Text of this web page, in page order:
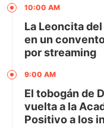
10:00 AM
La Leoncita
en un
por streaming
9:00 AM
El tobogán de
vuelta a la
Positivo a los